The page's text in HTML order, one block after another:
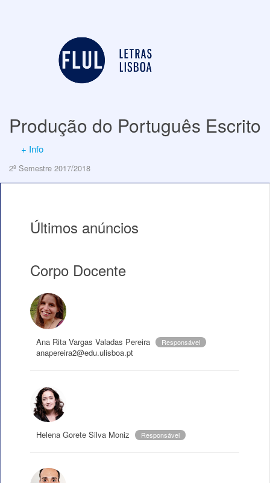
Produção do Português Escrito
+ Info
2º Semestre 2017/2018
Últimos anúncios
Corpo Docente
Ana Rita Vargas Valadas Pereira Responsável
anapereira2@edu.ulisboa.pt
Helena Gorete Silva Moniz Responsável